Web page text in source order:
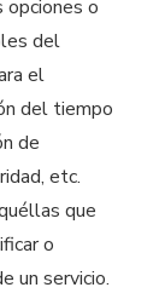
opciones o
del
el
del tiempo
de
etc.
que
o
un servicio.